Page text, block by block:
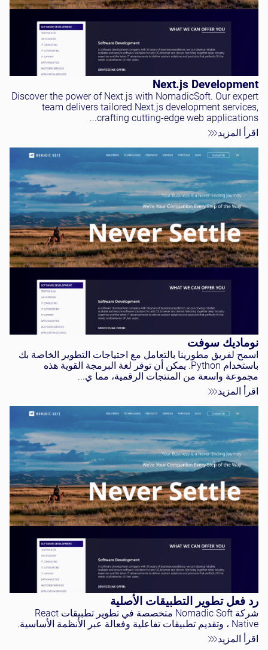
Next.js Development
Discover the power of Next.js with NomadicSoft. Our expert
team delivers tailored Next.js development services,
crafting cutting-edge web applications...
اقرأ المزيد
نوماديك سوفت
اسمح لفريق مطورينا بالتعامل مع احتياجات التطوير الخاصة بك
باستخدام Python. يمكن أن توفر لغة البرمجة القوية هذه
مجموعة واسعة من المنتجات الرقمية، مما ي...
اقرأ المزيد
رد فعل تطوير التطبيقات الأصلية
شركة Nomadic Soft متخصصة في تطوير تطبيقات React
Native ، وتقديم تطبيقات تفاعلية وفعالة عبر الأنظمة الأساسية.
اقرأ المزيد